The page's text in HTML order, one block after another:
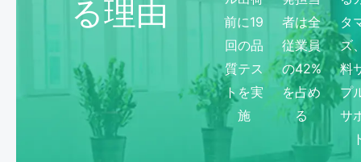
る理由
前に19
回の品
質テス
トを実
施
者は全
従業員
の42%
を占め
る
タ
ズ
料
プ
サ